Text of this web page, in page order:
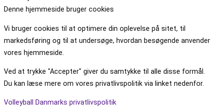
Denne hjemmeside bruger cookies
Vi bruger cookies til at optimere din oplevelse på sitet, til
markedsføring og til at undersøge, hvordan besøgende anvender
vores hjemmeside.
Ved at trykke "Accepter" giver du samtykke til alle disse formål.
Du kan læse mere om vores privatlivspolitik via linket nedenfor.
Volleyball Danmarks privatlivspolitik